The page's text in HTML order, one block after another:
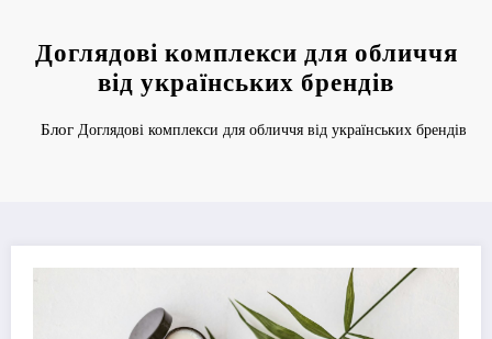
Доглядові комплекси для обличчя
від українських брендів
Блог Доглядові комплекси для обличчя від українських брендів